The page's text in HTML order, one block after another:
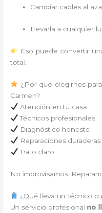
Cambiar cables al
Llevarla a cualquier
Eso puede convertir
total.
¿Por qué elegirnos
Carmen?
Atención en tu casa
Técnicos profesionales
Diagnóstico honesto
Reparaciones duraderas
Trato claro
No improvisamos.
¿Qué lleva un técnico
Un servicio profesional no